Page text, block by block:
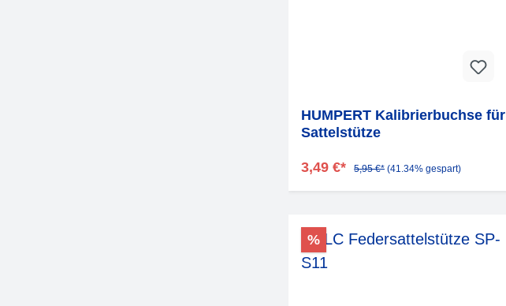
HUMPERT Kalibrierbuchse für
Sattelstütze
3,49 €* 5,95 €* (41.34% gespart)
%